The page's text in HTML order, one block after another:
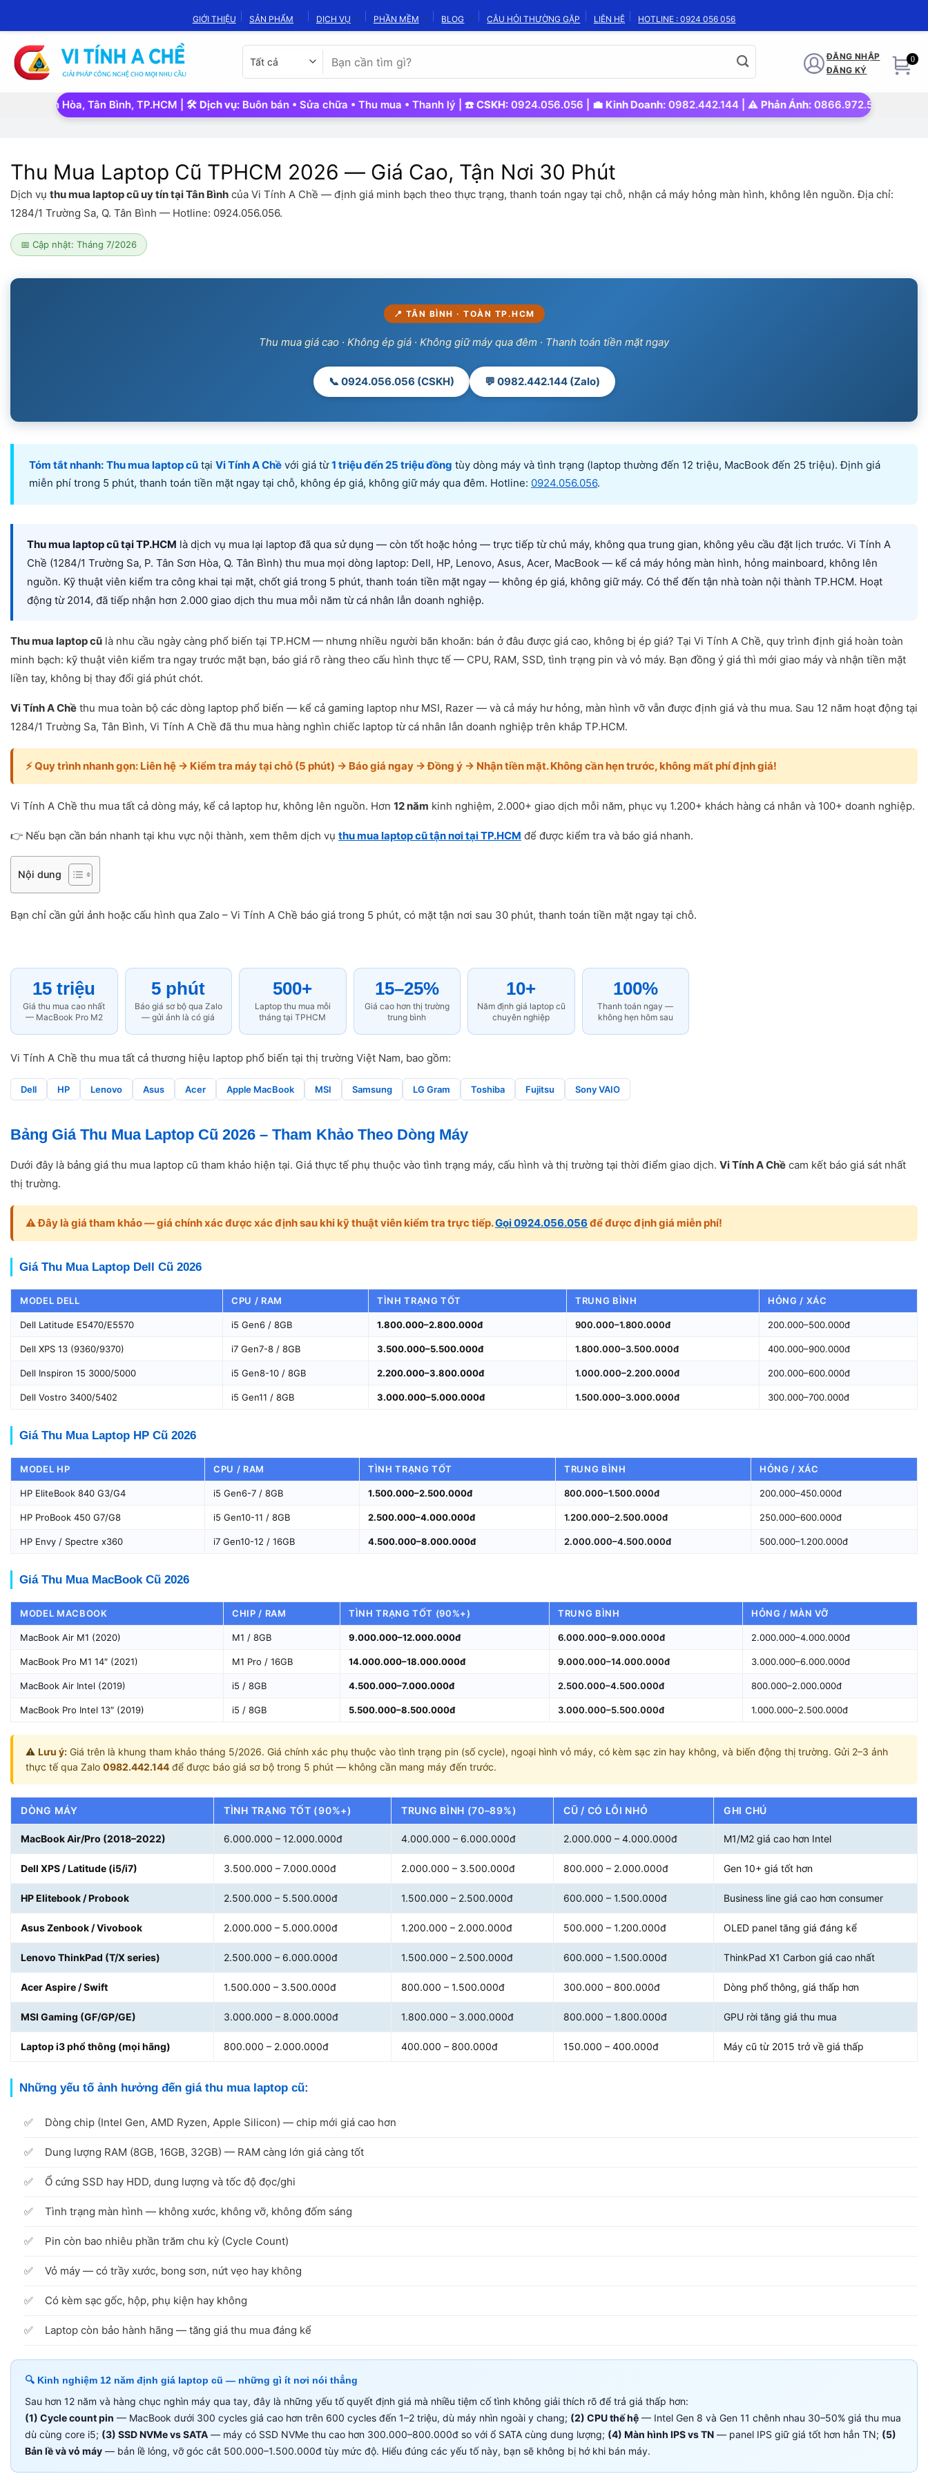
qua
dung
GIỚI THIỆU SẢN PHẨM DỊCH VỤ PHẦN MỀM BLOG CÂU HỎI THƯỜNG GẶP LIÊN HỆ HOTLINE : 0924 056 056
Chọn
sản
kiếm:
ĐĂNG NHẬP
ĐĂNG KÝ
0
Hòa, Tân Bình, TP.HCM | 🛠️Dịch vụ:Buôn bán • Sửa chữa • Thu mua • Thanh lý | ☎️CSKH: 0924.056.056 | 💼Kinh Doanh:0982.442.144 | ⚠️Phản Ánh:0866.972.562 | 🚀Uy tín –
Thu Mua Laptop Cũ TPHCM 2026 — Giá Cao, Tận Nơi 30 Phút
Dịch vụ thu mua laptop cũ uy tín tại Tân Bình của Vi Tính A Chề — định giá minh bạch theo thực trạng, thanh toán ngay tại chỗ, nhận cả máy hỏng màn hình, không lên nguồn. Địa chỉ:
1284/1 Trường Sa, Q. Tân Bình — Hotline: 0924.056.056.
📅 Cập nhật: Tháng 7/2026
📍 TÂN BÌNH · TOÀN TP.HCM
Thu mua giá cao · Không ép giá · Không giữ máy qua đêm · Thanh toán tiền mặt ngay
📞 0924.056.056 (CSKH) 💬 0982.442.144 (Zalo)
Tóm tắt nhanh: Thu mua laptop cũ tại Vi Tính A Chề với giá từ1 triệu đến 25 triệu đồng tùy dòng máy và tình trạng (laptop thường đến 12 triệu, MacBook đến 25 triệu). Định giá
miễn phí trong 5 phút, thanh toán tiền mặt ngay tại chỗ, không ép giá, không giữ máy qua đêm. Hotline: 0924.056.056.
Thu mua laptop cũ tại TP.HCM là dịch vụ mua lại laptop đã qua sử dụng — còn tốt hoặc hỏng — trực tiếp từ chủ máy, không qua trung gian, không yêu cầu đặt lịch trước. Vi Tính A
Chề (1284/1 Trường Sa, P. Tân Sơn Hòa, Q. Tân Bình) thu mua mọi dòng laptop: Dell, HP, Lenovo, Asus, Acer, MacBook — kể cả máy hỏng màn hình, hỏng mainboard, không lên
nguồn. Kỹ thuật viên kiểm tra công khai tại mặt, chốt giá trong 5 phút, thanh toán tiền mặt ngay — không ép giá, không giữ máy. Có thể đến tận nhà toàn nội thành TP.HCM. Hoạt
động từ 2014, đã tiếp nhận hơn 2.000 giao dịch thu mua mỗi năm từ cá nhân lẫn doanh nghiệp.
Thu mua laptop cũ là nhu cầu ngày càng phổ biến tại TP.HCM — nhưng nhiều người băn khoăn: bán ở đâu được giá cao, không bị ép giá? Tại Vi Tính A Chề, quy trình định giá hoàn toàn
minh bạch: kỹ thuật viên kiểm tra ngay trước mặt bạn, báo giá rõ ràng theo cấu hình thực tế — CPU, RAM, SSD, tình trạng pin và vỏ máy. Bạn đồng ý giá thì mới giao máy và nhận tiền mặt
liền tay, không bị thay đổi giá phút chót.
Vi Tính A Chề thu mua toàn bộ các dòng laptop phổ biến — kể cả gaming laptop như MSI, Razer — và cả máy hư hỏng, màn hình vỡ vẫn được định giá và thu mua. Sau 12 năm hoạt động tại
1284/1 Trường Sa, Tân Bình, Vi Tính A Chề đã thu mua hàng nghìn chiếc laptop từ cá nhân lẫn doanh nghiệp trên khắp TP.HCM.
⚡ Quy trình nhanh gọn: Liên hệ → Kiểm tra máy tại chỗ (5 phút) → Báo giá ngay → Đồng ý → Nhận tiền mặt. Không cần hẹn trước, không mất phí định giá!
Vi Tính A Chề thu mua tất cả dòng máy, kể cả laptop hư, không lên nguồn. Hơn 12 năm kinh nghiệm, 2.000+ giao dịch mỗi năm, phục vụ 1.200+ khách hàng cá nhân và 100+ doanh nghiệp.
👉 Nếu bạn cần bán nhanh tại khu vực nội thành, xem thêm dịch vụ thu mua laptop cũ tận nơi tại TP.HCM để được kiểm tra và báo giá nhanh.
Nội dung
Bạn chỉ cần gửi ảnh hoặc cấu hình qua Zalo – Vi Tính A Chề báo giá trong 5 phút, có mặt tận nơi sau 30 phút, thanh toán tiền mặt ngay tại chỗ.
15 triệu
Giá thu mua cao nhất
— MacBook Pro M2
5 phút
Báo giá sơ bộ qua Zalo
— gửi ảnh là có giá
500+
Laptop thu mua mỗi
tháng tại TPHCM
15–25%
Giá cao hơn thị trường
trung bình
10+
Năm định giá laptop cũ
chuyên nghiệp
100%
Thanh toán ngay —
không hẹn hôm sau
Vi Tính A Chề thu mua tất cả thương hiệu laptop phổ biến tại thị trường Việt Nam, bao gồm:
Dell HP Lenovo Asus Acer Apple MacBook MSI Samsung LG Gram Toshiba Fujitsu Sony VAIO
Bảng Giá Thu Mua Laptop Cũ 2026 – Tham Khảo Theo Dòng Máy
Dưới đây là bảng giá thu mua laptop cũ tham khảo hiện tại. Giá thực tế phụ thuộc vào tình trạng máy, cấu hình và thị trường tại thời điểm giao dịch. Vi Tính A Chề cam kết báo giá sát nhất
thị trường.
⚠️ Đây là giá tham khảo — giá chính xác được xác định sau khi kỹ thuật viên kiểm tra trực tiếp.Gọi 0924.056.056 để được định giá miễn phí!
Giá Thu Mua Laptop Dell Cũ 2026
MODEL DELL CPU / RAM TÌNH TRẠNG TỐT TRUNG BÌNH HỎNG / XÁC
Dell Latitude E5470/E5570 i5 Gen6 / 8GB 1.800.000–2.800.000đ 900.000–1.800.000đ 200.000–500.000đ
Dell XPS 13 (9360/9370) i7 Gen7-8 / 8GB 3.500.000–5.500.000đ 1.800.000–3.500.000đ 400.000–900.000đ
Dell Inspiron 15 3000/5000 i5 Gen8-10 / 8GB 2.200.000–3.800.000đ 1.000.000–2.200.000đ 200.000–600.000đ
Dell Vostro 3400/5402 i5 Gen11 / 8GB 3.000.000–5.000.000đ 1.500.000–3.000.000đ 300.000–700.000đ
Giá Thu Mua Laptop HP Cũ 2026
MODEL HP CPU / RAM TÌNH TRẠNG TỐT TRUNG BÌNH HỎNG / XÁC
HP EliteBook 840 G3/G4 i5 Gen6-7 / 8GB 1.500.000–2.500.000đ 800.000–1.500.000đ 200.000–450.000đ
HP ProBook 450 G7/G8 i5 Gen10-11 / 8GB 2.500.000–4.000.000đ 1.200.000–2.500.000đ 250.000–600.000đ
HP Envy / Spectre x360 i7 Gen10-12 / 16GB 4.500.000–8.000.000đ 2.000.000–4.500.000đ 500.000–1.200.000đ
Giá Thu Mua MacBook Cũ 2026
MODEL MACBOOK CHIP / RAM TÌNH TRẠNG TỐT (90%+) TRUNG BÌNH HỎNG / MÀN VỠ
MacBook Air M1 (2020) M1 / 8GB 9.000.000–12.000.000đ 6.000.000–9.000.000đ 2.000.000–4.000.000đ
MacBook Pro M1 14″ (2021) M1 Pro / 16GB 14.000.000–18.000.000đ 9.000.000–14.000.000đ 3.000.000–6.000.000đ
MacBook Air Intel (2019) i5 / 8GB 4.500.000–7.000.000đ 2.500.000–4.500.000đ 800.000–2.000.000đ
MacBook Pro Intel 13″ (2019) i5 / 8GB 5.500.000–8.500.000đ 3.000.000–5.500.000đ 1.000.000–2.500.000đ
⚠️ Lưu ý: Giá trên là khung tham khảo tháng 5/2026. Giá chính xác phụ thuộc vào tình trạng pin (số cycle), ngoại hình vỏ máy, có kèm sạc zin hay không, và biến động thị trường. Gửi 2–3 ảnh
thực tế qua Zalo 0982.442.144 để được báo giá sơ bộ trong 5 phút — không cần mang máy đến trước.
DÒNG MÁY TÌNH TRẠNG TỐT (90%+) TRUNG BÌNH (70–89%) CŨ / CÓ LỖI NHỎ GHI CHÚ
MacBook Air/Pro (2018–2022) 6.000.000 – 12.000.000đ 4.000.000 – 6.000.000đ 2.000.000 – 4.000.000đ M1/M2 giá cao hơn Intel
Dell XPS / Latitude (i5/i7) 3.500.000 – 7.000.000đ 2.000.000 – 3.500.000đ 800.000 – 2.000.000đ Gen 10+ giá tốt hơn
HP Elitebook / Probook 2.500.000 – 5.500.000đ 1.500.000 – 2.500.000đ 600.000 – 1.500.000đ Business line giá cao hơn consumer
Asus Zenbook / Vivobook 2.000.000 – 5.000.000đ 1.200.000 – 2.000.000đ 500.000 – 1.200.000đ OLED panel tăng giá đáng kể
Lenovo ThinkPad (T/X series) 2.500.000 – 6.000.000đ 1.500.000 – 2.500.000đ 600.000 – 1.500.000đ ThinkPad X1 Carbon giá cao nhất
Acer Aspire / Swift 1.500.000 – 3.500.000đ 800.000 – 1.500.000đ 300.000 – 800.000đ Dòng phổ thông, giá thấp hơn
MSI Gaming (GF/GP/GE) 3.000.000 – 8.000.000đ 1.800.000 – 3.000.000đ 800.000 – 1.800.000đ GPU rời tăng giá thu mua
Laptop i3 phổ thông (mọi hãng) 800.000 – 2.000.000đ 400.000 – 800.000đ 150.000 – 400.000đ Máy cũ từ 2015 trở về giá thấp
Những yếu tố ảnh hưởng đến giá thu mua laptop cũ:
Dòng chip (Intel Gen, AMD Ryzen, Apple Silicon) — chip mới giá cao hơn
Dung lượng RAM (8GB, 16GB, 32GB) — RAM càng lớn giá càng tốt
Ổ cứng SSD hay HDD, dung lượng và tốc độ đọc/ghi
Tình trạng màn hình — không xước, không vỡ, không đốm sáng
Pin còn bao nhiêu phần trăm chu kỳ (Cycle Count)
Vỏ máy — có trầy xước, bong sơn, nứt vẹo hay không
Có kèm sạc gốc, hộp, phụ kiện hay không
Laptop còn bảo hành hãng — tăng giá thu mua đáng kể
🔍 Kinh nghiệm 12 năm định giá laptop cũ — những gì ít nơi nói thẳng
Sau hơn 12 năm và hàng chục nghìn máy qua tay, đây là những yếu tố quyết định giá mà nhiều tiệm cố tình không giải thích rõ để trả giá thấp hơn:
(1) Cycle count pin — MacBook dưới 300 cycles giá cao hơn trên 600 cycles đến 1–2 triệu, dù máy nhìn ngoài y chang; (2) CPU thế hệ — Intel Gen 8 và Gen 11 chênh nhau 30–50% giá thu mua
dù cùng core i5; (3) SSD NVMe vs SATA — máy có SSD NVMe thu cao hơn 300.000–800.000đ so với ổ SATA cùng dung lượng; (4) Màn hình IPS vs TN — panel IPS giữ giá tốt hơn hẳn TN; (5)
Bản lề và vỏ máy — bản lề lỏng, vỡ góc cắt 500.000–1.500.000đ tùy mức độ. Hiểu đúng các yếu tố này, bạn sẽ không bị hớ khi bán máy.